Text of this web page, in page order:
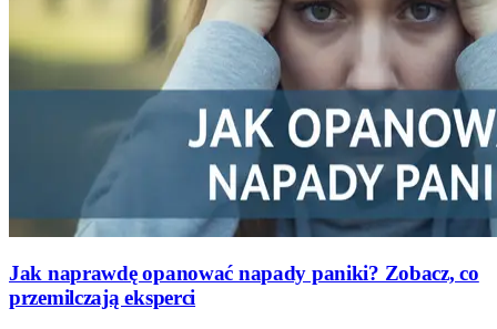
Jak naprawdę opanować napady paniki? Zobacz, co
przemilczają eksperci